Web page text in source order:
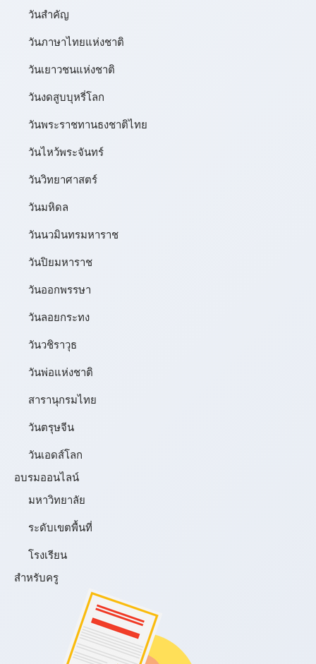
วันสำคัญ
วันภาษาไทยแห่งชาติ
วันเยาวชนแห่งชาติ
วันงดสูบบุหรี่โลก
วันพระราชทานธงชาติไทย
วันไหว้พระจันทร์​
วันวิทยาศาสตร์
วันมหิดล
วันนวมินทรมหาราช
วันปิยมหาราช
วันออกพรรษา
วันลอยกระทง
วันวชิราวุธ
วันพ่อแห่งชาติ
สารานุกรมไทย
วันตรุษจีน
วันเอดส์โลก
อบรมออนไลน์
มหาวิทยาลัย
ระดับเขตพื้นที่
โรงเรียน
สำหรับครู